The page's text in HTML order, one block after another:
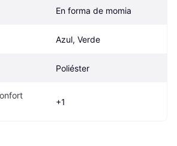
En forma de momia
Azul, Verde
Poliéster
+1